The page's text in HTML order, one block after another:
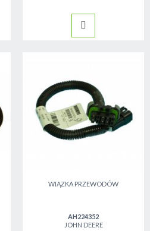
WIĄZKA PRZEWODÓW
AH224352
JOHN DEERE